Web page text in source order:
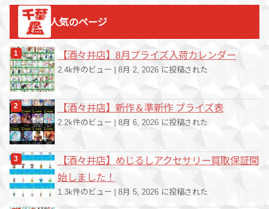
ゴ
人気のページ
【酒々井店】8月プライズ入荷カレンダー
2.4k件のビュー | 8月 2, 2026 に投稿された
【酒々井店】新作＆準新作 プライズ表
2.2k件のビュー 8月 6, 2026 に投稿された
【酒々井店】めじるしアクセサリー買取保証開
始しました！
1.3k件のビュー 8月 5, 2026 に投稿された